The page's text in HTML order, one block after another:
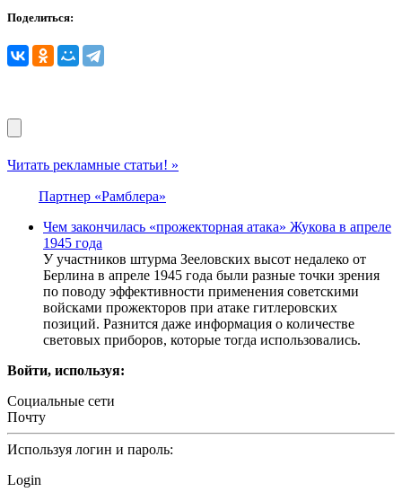
Поделиться:
Читать рекламные статьи! »
Партнер «Рамблера»
Чем закончилась «прожекторная атака» Жукова в апреле
1945 года
У участников штурма Зееловских высот недалеко от
Берлина в апреле 1945 года были разные точки зрения
по поводу эффективности применения советскими
войсками прожекторов при атаке гитлеровских
позиций. Разнится даже информация о количестве
световых приборов, которые тогда использовались.
Войти, используя:
Социальные сети
Почту
Используя логин и пароль:
Login